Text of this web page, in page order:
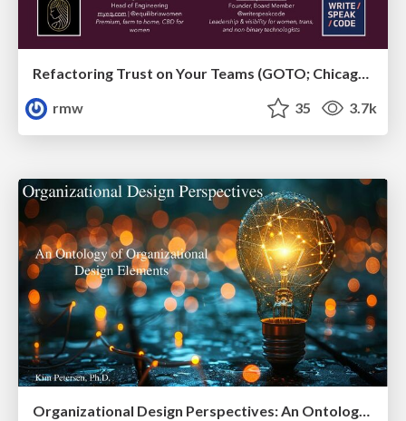
Refactoring Trust on Your Teams (GOTO; Chicago 2020)
rmw
35 3.7k
Organizational Design Perspectives: An Ontology of Organizational Design Elements